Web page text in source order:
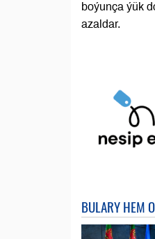
boýunça ýük
azaldar.
BULARY HEM